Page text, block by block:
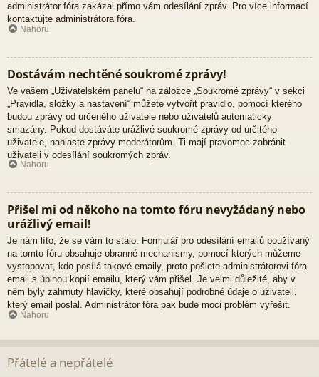
administrátor fóra zakázal přímo vám odesílání zpráv. Pro více informací
kontaktujte administrátora fóra.
Nahoru
Dostávám nechtěné soukromé zprávy!
Ve vašem „Uživatelském panelu“ na záložce „Soukromé zprávy“ v sekci
„Pravidla, složky a nastavení“ můžete vytvořit pravidlo, pomocí kterého
budou zprávy od určeného uživatele nebo uživatelů automaticky
smazány. Pokud dostáváte urážlivé soukromé zprávy od určitého
uživatele, nahlaste zprávy moderátorům. Ti mají pravomoc zabránit
uživateli v odesílání soukromých zpráv.
Nahoru
Přišel mi od někoho na tomto fóru nevyžádaný nebo
urážlivý email!
Je nám líto, že se vám to stalo. Formulář pro odesílání emailů používaný
na tomto fóru obsahuje obranné mechanismy, pomocí kterých můžeme
vystopovat, kdo posílá takové emaily, proto pošlete administrátorovi fóra
email s úplnou kopií emailu, který vám přišel. Je velmi důležité, aby v
něm byly zahrnuty hlavičky, které obsahují podrobné údaje o uživateli,
který email poslal. Administrátor fóra pak bude moci problém vyřešit.
Nahoru
Přátelé a nepřátelé